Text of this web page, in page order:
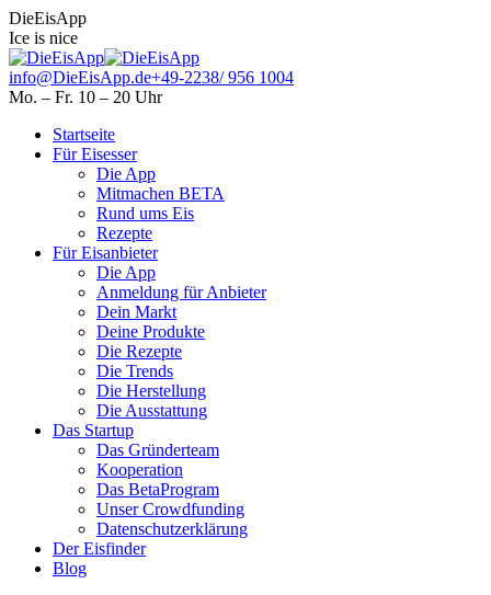
Skip
to
content
Facebook
page
opens
in
new
Instagram
page
opens
in
new
DieEisApp
Ice is nice
info@DieEisApp.de+49-2238/ 956 1004
Mo. – Fr. 10 – 20 Uhr
Startseite
Für Eisesser
Die App
Mitmachen BETA
Rund ums Eis
Rezepte
Für Eisanbieter
Die App
Anmeldung für Anbieter
Dein Markt
Deine Produkte
Die Rezepte
Die Trends
Die Herstellung
Die Ausstattung
Das Startup
Das Gründerteam
Kooperation
Das BetaProgram
Unser Crowdfunding
Datenschutzerklärung
Der Eisfinder
Blog